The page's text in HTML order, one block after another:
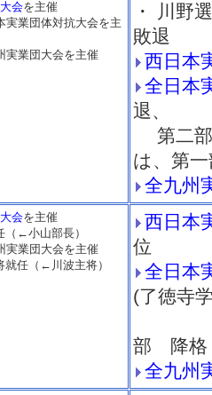
会を主催
実業団体対抗大会を主
実業団大会を主催
・ 川野
敗退
西日本
全日本
退、
第二
は、第
全九州
会を主催
（←小山部長）
実業団大会を主催
任（←川波主将）
西日本
位
全日本
(了徳寺
部 降格
全九州